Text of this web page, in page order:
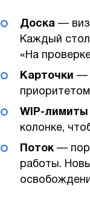
Доска —
Каждый
«На
Карточки —
WIP-лимиты
колонке,
Поток —
работы.